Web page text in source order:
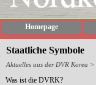
Homepage
Staatliche Symbole
Aktuelles aus der DVR Korea >
Was ist die DVRK?